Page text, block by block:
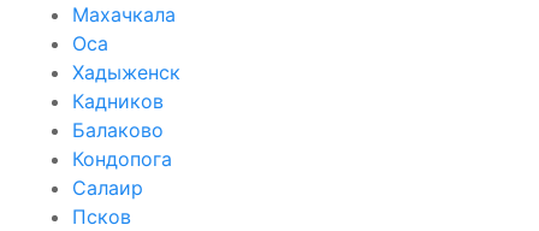
Махачкала
Оса
Хадыженск
Кадников
Балаково
Кондопога
Салаир
Псков